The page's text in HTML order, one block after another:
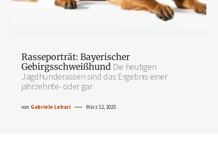
Rasseporträt: Bayerischer
Gebirgsschweißhund Die heutigen
Jagdhunderassen sind das Ergebnis einer
jahrzehnte- oder gar
von Gabriele Lehari März 12, 2025